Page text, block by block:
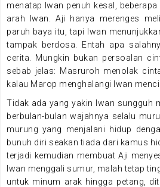
menatap Iwan penuh kesal,
arah Iwan. Aji hanya merenges
paruh baya itu, tapi Iwan
tampak berdosa. Entah apa
cerita. Mungkin bukan persoalan
sebab jelas: Masruroh menolak
kalau Marop menghalangi Iwan
Tidak ada yang yakin Iwan sungguh
berbulan-bulan wajahnya selalu
murung yang menjalani hidup
bunuh diri seakan tiada dari kamus
terjadi kemudian membuat Aji
Iwan menggali sumur, malah tetap
untuk minum arak hingga petang,